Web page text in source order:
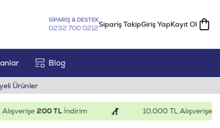
SİPARİŞ & DESTEK
0232 700 0212Sipariş TakipGiriş YapKayıt Ol
Blog
Ürünler
200 TLİndirim 10.000 TL Alışverişe500